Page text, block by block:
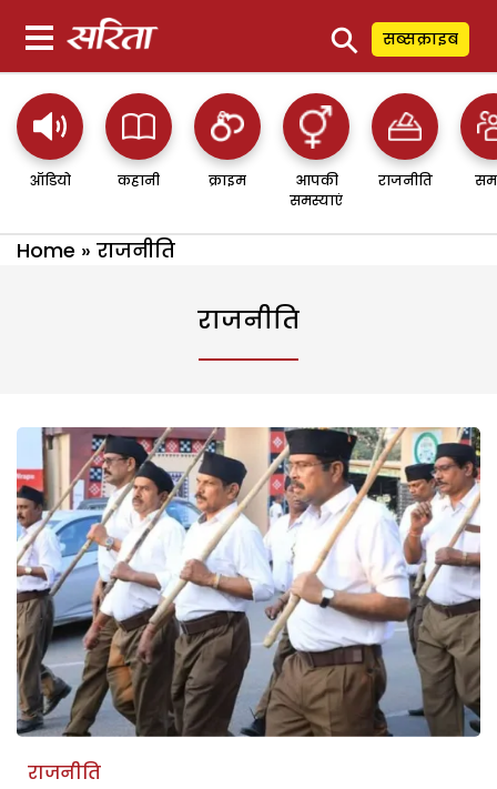
⚲ सब्सक्राइब
ऑडियो कहानी क्राइम
आपकी
समस्याएं
राजनीति
Home » राजनीति
राजनीति
राजनीति